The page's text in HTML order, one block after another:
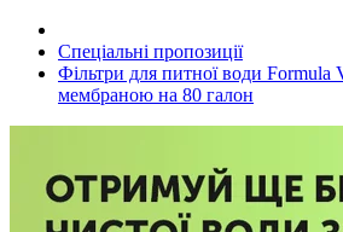
Спеціальні пропозиції
Фільтри для питної води Formula
мембраною на 80 галон